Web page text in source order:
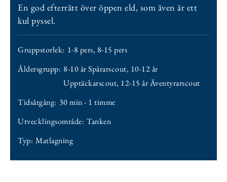
En god efterrätt över öppen eld, som även är ett
kul pyssel.
Gruppstorlek: 1-8 pers, 8-15 pers
Åldersgrupp: 8-10 år Spårarscout, 10-12 år
Upptäckarscout, 12-15 år Äventyrarscout
Tidsåtgång: 30 min - 1 timme
Utvecklingsområde: Tanken
Typ: Matlagning